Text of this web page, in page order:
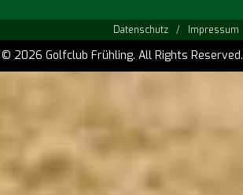
Impressum
/
Datenschutz
© 2026 Golfclub Frühling. All Rights Reserved.